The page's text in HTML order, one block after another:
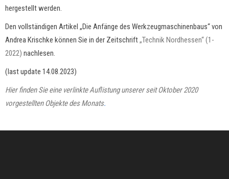
hergestellt werden.
Den vollständigen Artikel „Die Anfänge des Werkzeugmaschinenbaus“ von
Andrea Krischke können Sie in der Zeitschrift„Technik Nordhessen“ (1-
2022) nachlesen.
(last update 14.08.2023)
Hier finden Sie eine verlinkte Auflistung unserer seit Oktober 2020
vorgestellten Objekte des Monats.